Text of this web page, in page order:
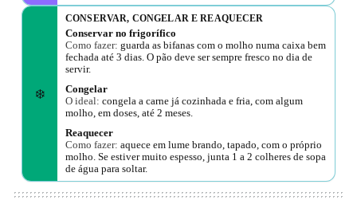
❄️
CONSERVAR, CONGELAR E REAQUECER
Conservar no frigorífico
Como fazer: guarda as bifanas com o molho numa caixa bem
fechada até 3 dias. O pão deve ser sempre fresco no dia de
servir.
Congelar
O ideal: congela a carne já cozinhada e fria, com algum
molho, em doses, até 2 meses.
Reaquecer
Como fazer: aquece em lume brando, tapado, com o próprio
molho. Se estiver muito espesso, junta 1 a 2 colheres de sopa
de água para soltar.